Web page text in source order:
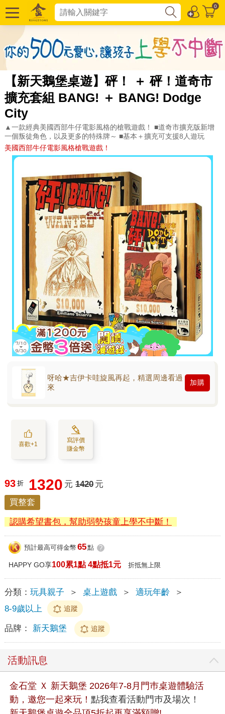
0
【新天鵝堡桌遊】砰！ ＋ 砰！道奇市
擴充套組 BANG! ＋ BANG! Dodge
City
▲一款經典美國西部牛仔電影風格的槍戰遊戲！ ■道奇市擴充版新增
一個叛徒角色，以及更多的特殊牌～ ■基本＋擴充可支援8人遊玩
美國西部牛仔電影風格槍戰遊戲！
呀哈★吉伊卡哇旋風再起，精選周邊看過
來
加購
喜歡+1
寫評價
賺金幣
93 折 1320 元 1420 元
買整套
認購希望書包，幫助弱勢孩童上學不中斷！
預計最高可得金幣 65點 ?
HAPPY GO享100累1點 4點抵1元 折抵無上限
分類： 玩具親子 ＞ 桌上遊戲 ＞ 適玩年齡
＞
8-9歲以上
追蹤
品牌： 新天鵝堡 追蹤
活動訊息
金石堂 Ｘ 新天鵝堡 2026年7-8月門巿桌遊體驗活
動，邀您一起來玩！ 點我查看活動門巿及場次！